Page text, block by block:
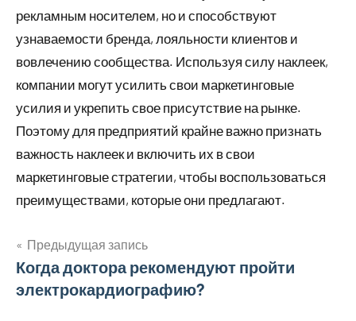
рекламным носителем, но и способствуют
узнаваемости бренда, лояльности клиентов и
вовлечению сообщества. Используя силу наклеек,
компании могут усилить свои маркетинговые
усилия и укрепить свое присутствие на рынке.
Поэтому для предприятий крайне важно признать
важность наклеек и включить их в свои
маркетинговые стратегии, чтобы воспользоваться
преимуществами, которые они предлагают.
Навигация
по
Предыдущая запись
Когда доктора рекомендуют пройти
электрокардиографию?